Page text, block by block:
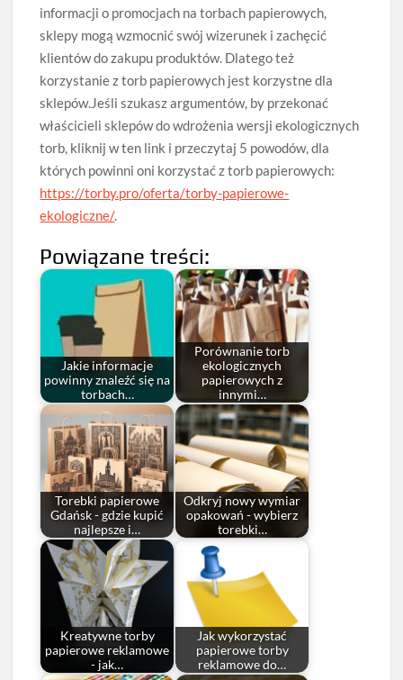
informacji o promocjach na torbach papierowych,
sklepy mogą wzmocnić swój wizerunek i zachęcić
klientów do zakupu produktów. Dlatego też
korzystanie z torb papierowych jest korzystne dla
sklepów.Jeśli szukasz argumentów, by przekonać
właścicieli sklepów do wdrożenia wersji ekologicznych
torb, kliknij w ten link i przeczytaj 5 powodów, dla
których powinni oni korzystać z torb papierowych:
https://torby.pro/oferta/torby-papierowe-
ekologiczne/.
Powiązane treści:
Jakie informacje
powinny znaleźć się na
torbach…
Porównanie torb
ekologicznych
papierowych z
innymi…
Torebki papierowe
Gdańsk - gdzie kupić
najlepsze i…
Odkryj nowy wymiar
opakowań - wybierz
torebki…
Kreatywne torby
papierowe reklamowe
- jak…
Jak wykorzystać
papierowe torby
reklamowe do…